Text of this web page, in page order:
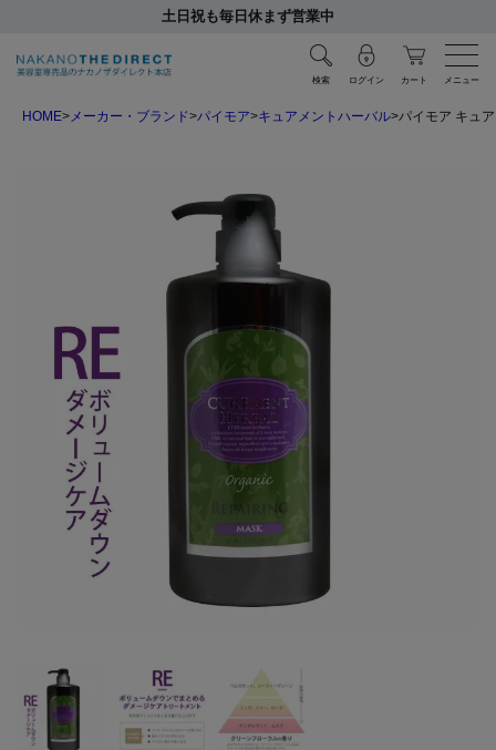
土日祝も毎日休まず営業中
検索 ログイン カート メニュー
HOME メーカー・ブランド パイモア キュアメントハーバル パイモア キュ